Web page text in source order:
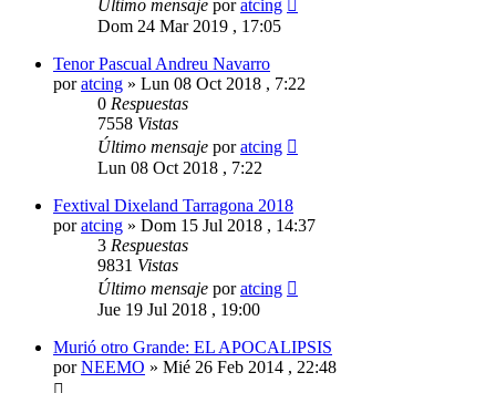
Último mensaje poratcing
Dom 24 Mar 2019 , 17:05
Tenor Pascual Andreu Navarro
poratcing » Lun 08 Oct 2018 , 7:22
0 Respuestas
7558 Vistas
Último mensaje poratcing
Lun 08 Oct 2018 , 7:22
Fextival Dixeland Tarragona 2018
poratcing » Dom 15 Jul 2018 , 14:37
3 Respuestas
9831 Vistas
Último mensaje poratcing
Jue 19 Jul 2018 , 19:00
Murió otro Grande: EL APOCALIPSIS
porNEEMO » Mié 26 Feb 2014 , 22:48